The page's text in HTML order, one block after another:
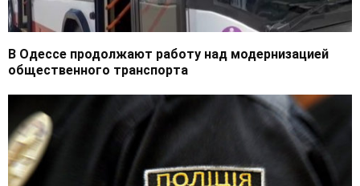
В Одессе продолжают работу над модернизацией
общественного транспорта